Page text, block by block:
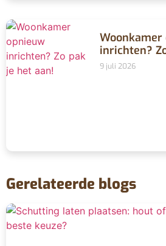
inrichten?
9 juli 2026
Gerelateerde blogs